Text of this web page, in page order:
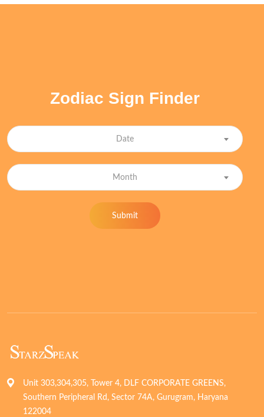
Zodiac Sign Finder
Date
Month
Submit
Unit 303,304,305, Tower 4, DLF CORPORATE GREENS,
Southern Peripheral Rd, Sector 74A, Gurugram, Haryana
122004